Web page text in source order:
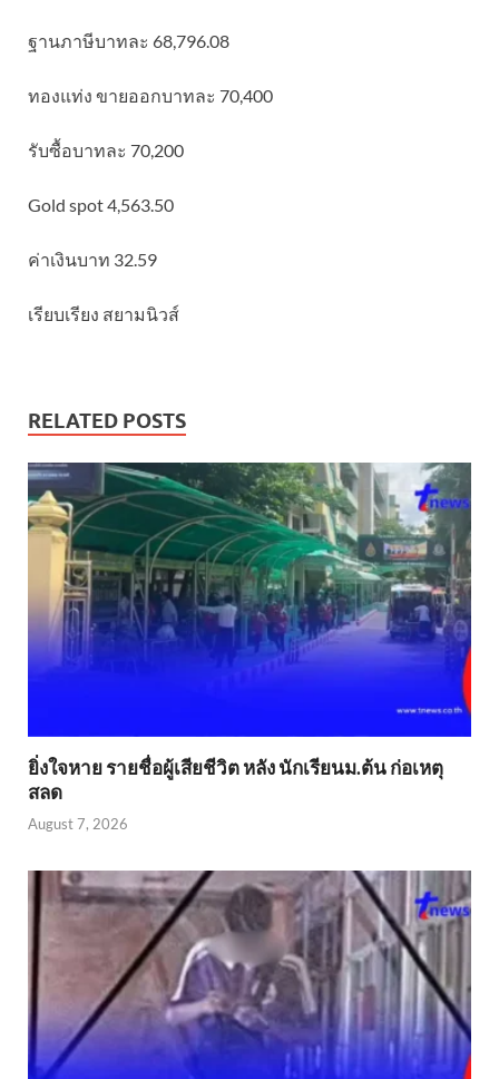
ฐานภาษีบาทละ 68,796.08
ทองแท่ง ขายออกบาทละ 70,400
รับซื้อบาทละ 70,200
Gold spot 4,563.50
ค่าเงินบาท 32.59
เรียบเรียง สยามนิวส์
RELATED POSTS
ยิ่งใจหาย รายชื่อผู้เสียชีวิต หลัง นักเรียนม.ต้น ก่อเหตุ
สลด
August 7, 2026